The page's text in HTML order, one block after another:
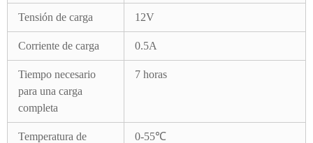
Tensión de carga 12V
Corriente de carga 0.5A
Tiempo necesario
para una carga
completa
7 horas
Temperatura de
0-55℃